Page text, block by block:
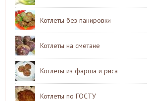
Котлеты без панировки
Котлеты на сметане
Котлеты из фарша и риса
Котлеты по ГОСТУ